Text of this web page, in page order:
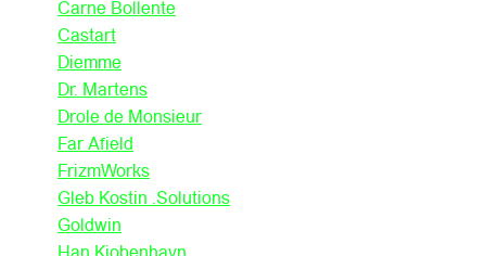
Carne Bollente
Castart
Diemme
Dr. Martens
Drole de Monsieur
Far Afield
FrizmWorks
Gleb Kostin .Solutions
Goldwin